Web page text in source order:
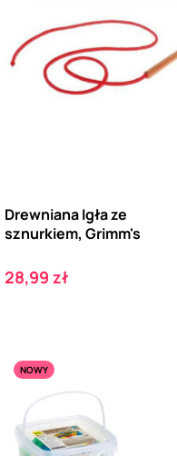
Drewniana Igła ze
sznurkiem, Grimm's
Cena
28,99 zł
NOWY